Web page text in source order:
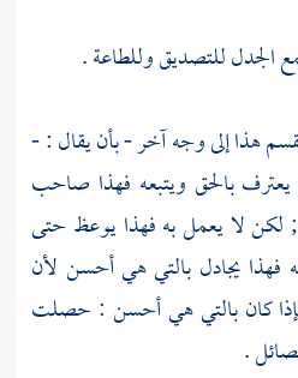
الجدل للتصديق وللطاعة .
هذا إلى وجه آخر - بأن يقال : -
يعترف بالحق ويتبعه فهذا صاحب
لكن لا يعمل به فهذا يوعظ حتى
فهذا يجادل بالتي هي أحسن لأن
كان بالتي هي أحسن : حصلت
.